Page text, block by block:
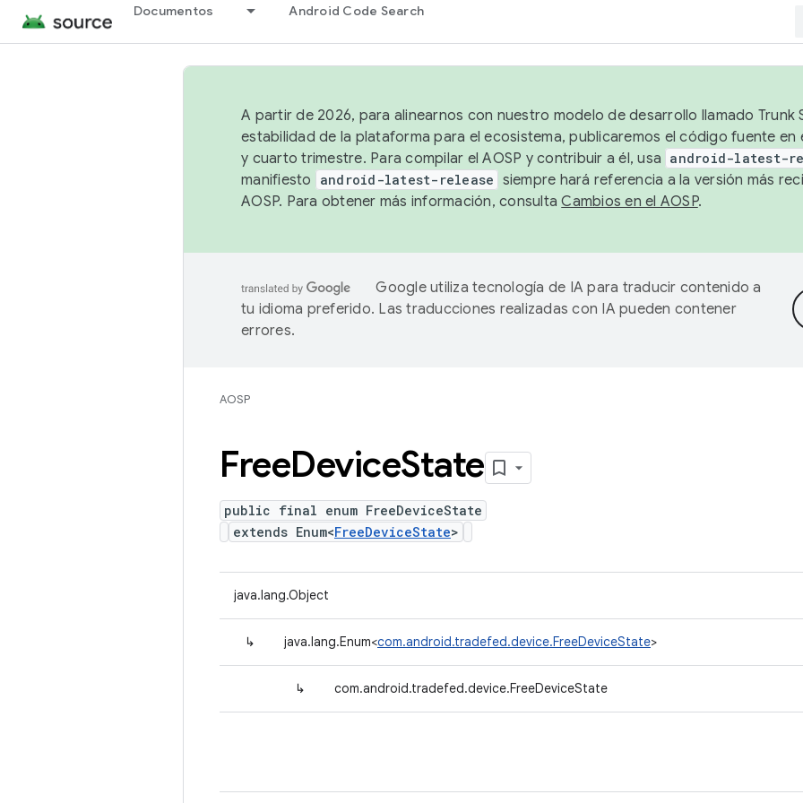
Documentos Android Code Search
A partir de 2026, para alinearnos con nuestro modelo de desarrollo llamado Trunk
estabilidad de la plataforma para el ecosistema, publicaremos el código fuente en
y cuarto trimestre. Para compilar el AOSP y contribuir a él, usa android-latest-
manifiesto
android-latest-release siempre hará referencia a la versión más
AOSP. Para obtener más información, consultaCambios en el AOSP.
Google utiliza tecnología de IA para traducir contenido a
tu idioma preferido. Las traducciones realizadas con IA pueden contener
errores.
AOSP
FreeDeviceState
public final enum FreeDeviceState
extends Enum<FreeDeviceState>
java.lang.Object
↳ java.lang.Enum<com.android.tradefed.device.FreeDeviceState>
↳ com.android.tradefed.device.FreeDeviceState